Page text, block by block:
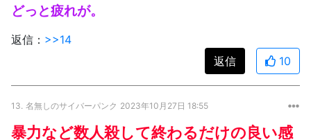
どっと疲れが。
返信： >>14
返信
10
13. 名無しのサイバーパンク 2023年10月27日 18:55
暴力など数人殺して終わるだけの良い感